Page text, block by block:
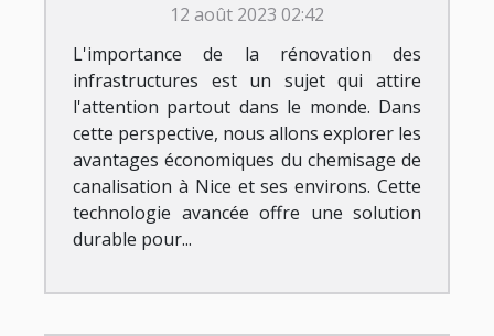
Nice et ses environs
12 août 2023 02:42
L'importance de la rénovation des
infrastructures est un sujet qui attire
l'attention partout dans le monde. Dans
cette perspective, nous allons explorer les
avantages économiques du chemisage de
canalisation à Nice et ses environs. Cette
technologie avancée offre une solution
durable pour...